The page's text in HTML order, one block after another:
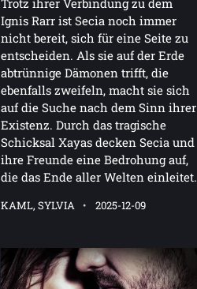
Trotz ihrer Verbindung zu dem
Ignis Rarr ist Secia noch immer
nicht bereit, sich für eine Seite zu
entscheiden. Als sie auf der Erde
abtrünnige Dämonen trifft, die
ebenfalls zweifeln, macht sie sich
auf die Suche nach dem Sinn ihrer
Existenz. Durch das tragische
Schicksal Xayas decken Secia und
ihre Freunde eine Bedrohung auf,
die das Ende aller Welten einleitet.
KAML, SYLVIA 2025-12-09